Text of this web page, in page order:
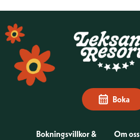
Sidfot
Boka
Bokningsvillkor &
Om oss